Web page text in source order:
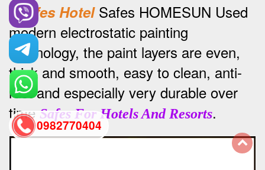
• Safes HotelSafes HOMESUN Used
modern electrostatic painting
technology, the paint layers are even,
thick and smooth, easy to clean, anti-
rust and especially very durable over
time Safes For Hotels And Resorts.
0982770404